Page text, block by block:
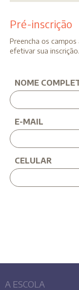
Pré-inscrição
Preencha os
efetivar sua inscrição.
NOME
E-MAIL
CELULAR
A ESCOLA